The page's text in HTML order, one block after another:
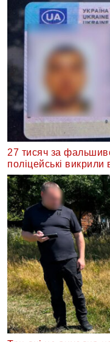
27 тисяч за
поліцейські викрили